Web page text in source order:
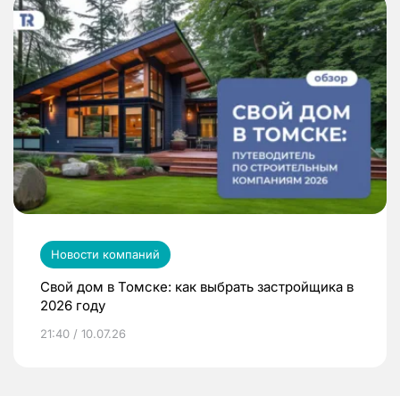
Новости компаний
Свой дом в Томске: как выбрать застройщика в
2026 году
21:40 / 10.07.26